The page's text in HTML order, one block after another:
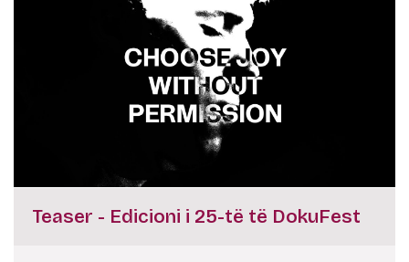
Teaser - Edicioni i 25-të të DokuFest